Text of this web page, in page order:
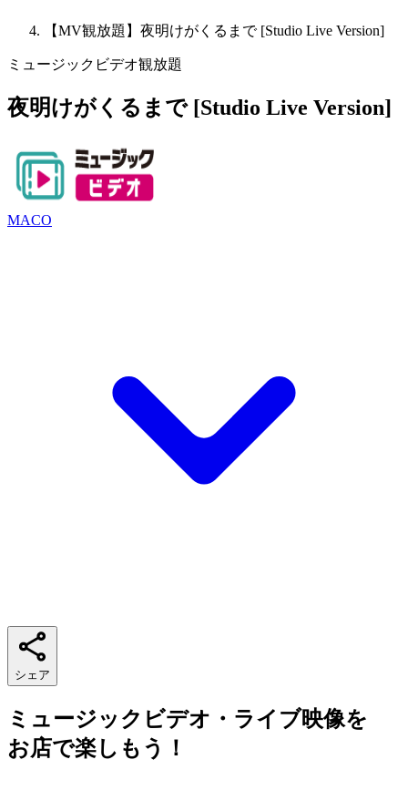
【MV観放題】夜明けがくるまで [Studio Live Version]
ミュージックビデオ観放題
夜明けがくるまで [Studio Live Version]
MACO
シェア
ミュージックビデオ・ライブ映像を
お店で楽しもう！